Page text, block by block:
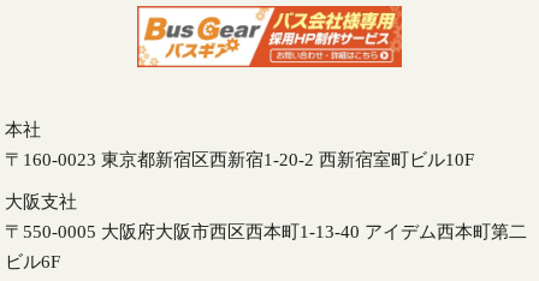
本社
〒160-0023 東京都新宿区西新宿1-20-2 西新宿室町ビル10F
大阪支社
〒550-0005 大阪府大阪市西区西本町1-13-40 アイデム西本町第二
ビル6F